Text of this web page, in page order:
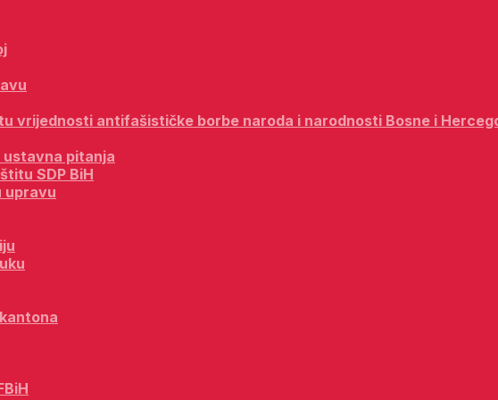
vrijednosti antifašističke borbe naroda i narodnosti Bosne i
pitanja
SDP BiH
upravu